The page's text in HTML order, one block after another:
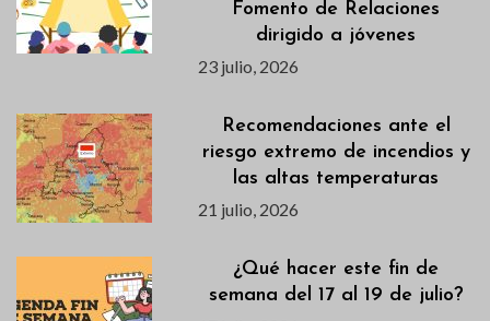
Fomento de Relaciones
dirigido a jóvenes
23 julio, 2026
Recomendaciones ante el
riesgo extremo de incendios y
las altas temperaturas
21 julio, 2026
¿Qué hacer este fin de
semana del 17 al 19 de julio?